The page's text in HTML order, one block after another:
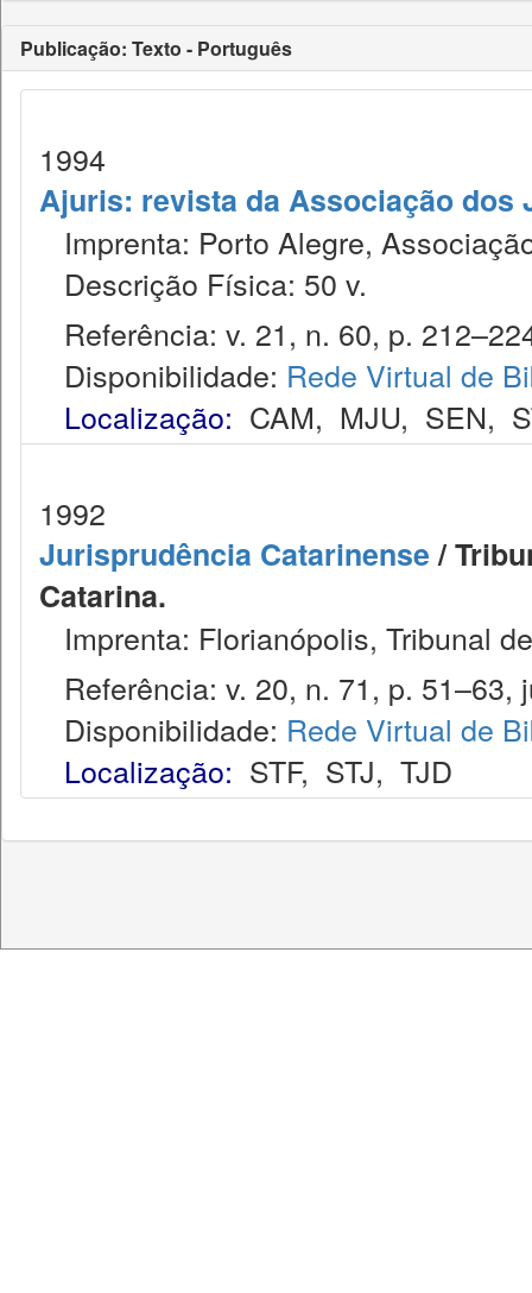
Publicação: Texto - Português
1994
Ajuris: revista da Associação dos
Imprenta: Porto Alegre,
Descrição Física: 50 v.
Referência: v. 21, n. 60, p.
Disponibilidade: Rede Virtual de
Localização: CAM, MJU, SEN,
1992
Jurisprudência Catarinense/
Catarina.
Imprenta: Florianópolis, Tribunal
Referência: v. 20, n. 71, p. 51–63,
Disponibilidade: Rede Virtual de
Localização: STF, STJ, TJD